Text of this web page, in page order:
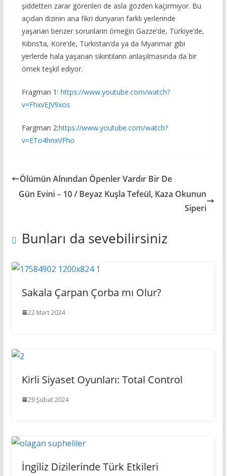
şiddetten zarar görenleri de asla gözden kaçırmıyor. Bu
açıdan dizinin ana fikri dünyanın farklı yerlerinde
yaşanan benzer sorunların örneğin Gazze’de, Türkiye’de,
Kıbrıs’ta, Kore’de, Türkistan’da ya da Myanmar gibi
yerlerde hala yaşanan sıkıntıların anlaşılmasında da bir
örnek teşkil ediyor.
Fragman 1: https://www.youtube.com/watch?
v=FhxvEJV9xos
Fargman 2:https://www.youtube.com/watch?
v=ETo4hnxVFho
Ölümün Alnından Öpenler Vardır Bir De
Gün Evini – 10 / Beyaz Kuşla Tefeül, Kaza Okunun
Siperi
Bunları da sevebilirsiniz
Sakala Çarpan Çorba mı Olur?
22 Mart 2024
Kirli Siyaset Oyunları: Total Control
29 Şubat 2024
İngiliz Dizilerinde Türk Etkileri